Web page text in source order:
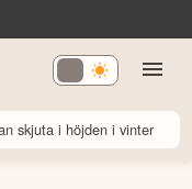
skjuta i höjden i vinter